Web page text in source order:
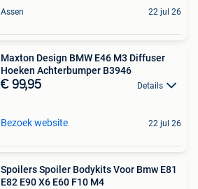
Assen 22 jul 26
Maxton Design BMW E46 M3 Diffuser
Hoeken Achterbumper B3946
€ 99,95 Details
Bezoek website 22 jul 26
Spoilers Spoiler Bodykits Voor Bmw E81
E82 E90 X6 E60 F10 M4